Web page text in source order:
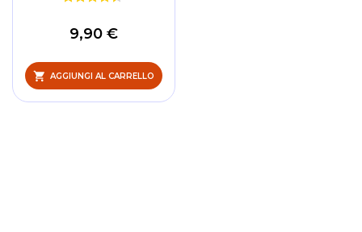
9,90 €
AGGIUNGI AL CARRELLO